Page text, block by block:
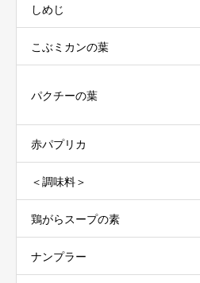
しめじ
こぶミカンの葉
パクチーの葉
赤パプリカ
＜調味料＞
鶏がらスープの素
ナンプラー